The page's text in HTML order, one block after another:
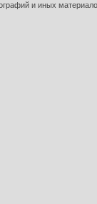
и иных